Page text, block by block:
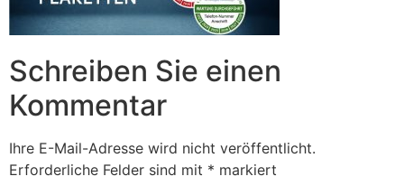
Schreiben Sie einen
Kommentar
Ihre E-Mail-Adresse wird nicht veröffentlicht.
Erforderliche Felder sind mit * markiert